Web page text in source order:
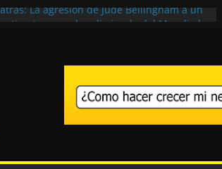
La agresión de Jude Bellingham a un
los jugadores argentinos de la Premier
la noticia más severa tras el Mundial 20 26
aparecieron junto a Madonna en el
2026
cuántos millones ganan el campeón